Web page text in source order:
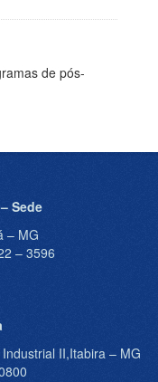
de pós-
Sede
– MG
– 3596
II,Itabira – MG